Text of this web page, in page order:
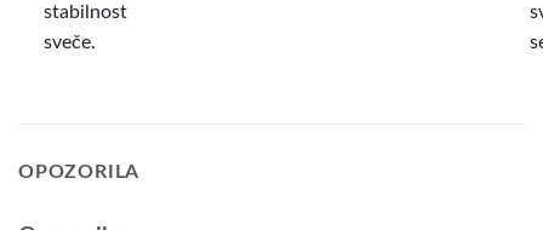
stabilnost
sveče.
OPOZORILA